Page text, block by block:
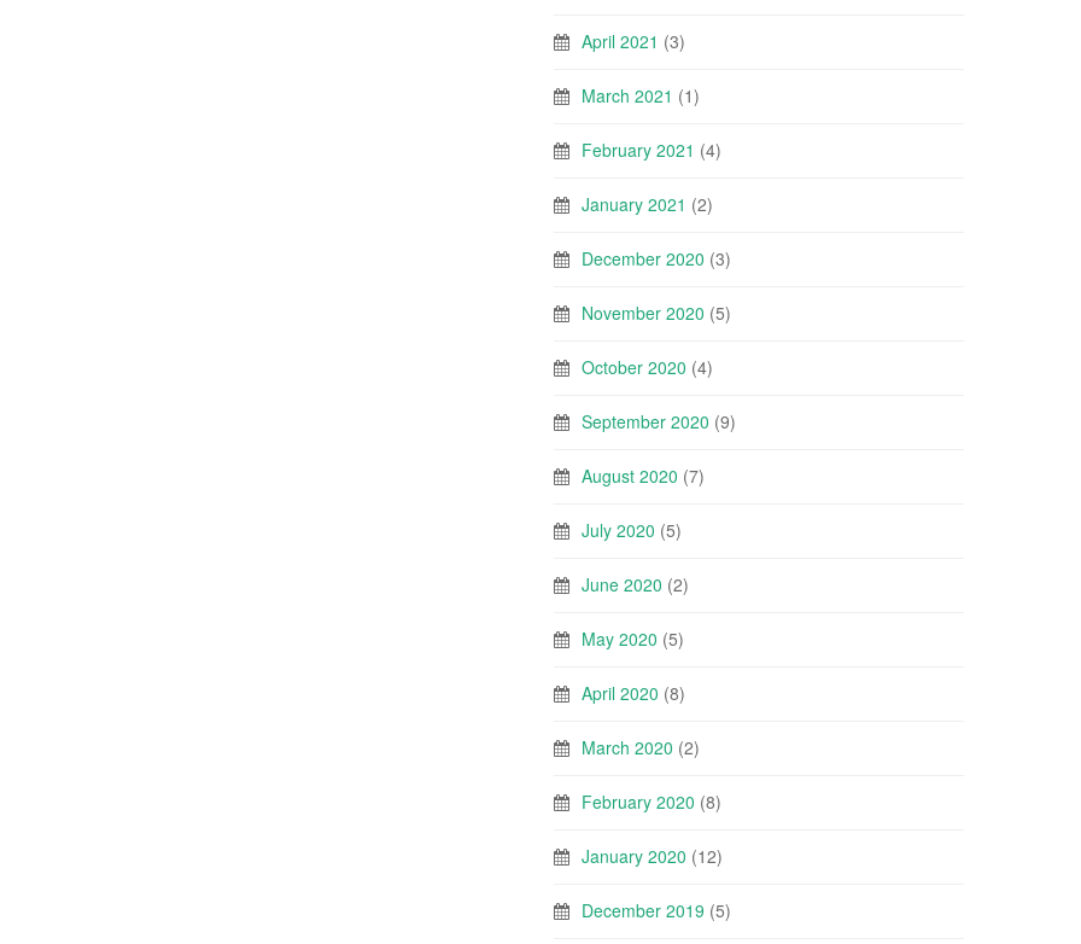
April 2021 (3)
March 2021 (1)
February 2021 (4)
January 2021 (2)
December 2020 (3)
November 2020 (5)
October 2020 (4)
September 2020 (9)
August 2020 (7)
July 2020 (5)
June 2020 (2)
May 2020 (5)
April 2020 (8)
March 2020 (2)
February 2020 (8)
January 2020 (12)
December 2019 (5)